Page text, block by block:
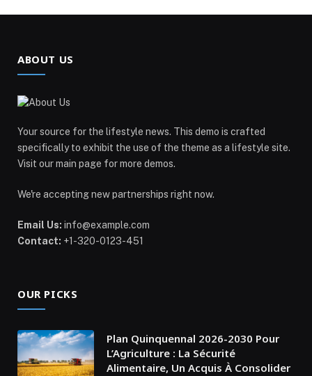
ABOUT US
Your source for the lifestyle news. This demo is crafted
specifically to exhibit the use of the theme as a lifestyle site.
Visit our main page for more demos.
We're accepting new partnerships right now.
Email Us: info@example.com
Contact: +1-320-0123-451
OUR PICKS
Plan Quinquennal 2026-2030 Pour
L’Agriculture : La Sécurité
Alimentaire, Un Acquis À Consolider